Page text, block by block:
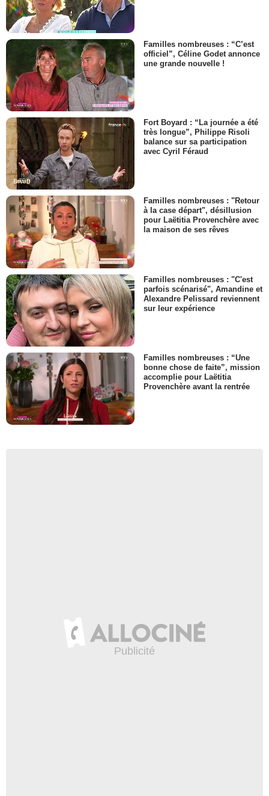
Familles nombreuses : “C’est
officiel”, Céline Godet annonce
une grande nouvelle !
Fort Boyard : “La journée a été
très longue”, Philippe Risoli
balance sur sa participation
avec Cyril Féraud
Familles nombreuses : "Retour
à la case départ", désillusion
pour Laëtitia Provenchère avec
la maison de ses rêves
Familles nombreuses : "C'est
parfois scénarisé", Amandine et
Alexandre Pelissard reviennent
sur leur expérience
Familles nombreuses : “Une
bonne chose de faite”, mission
accomplie pour Laëtitia
Provenchère avant la rentrée